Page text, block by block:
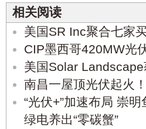
相关阅读
美国SR Inc聚合七家
CIP墨西哥420MW光
美国Solar
南昌一屋顶光伏起火！
“光伏+”加速布局 崇
绿电养出“零碳蟹”